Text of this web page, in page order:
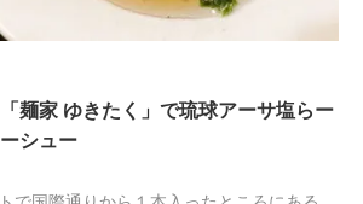
麺家 ゆきたく」で琉球アーサ塩らー
シュー